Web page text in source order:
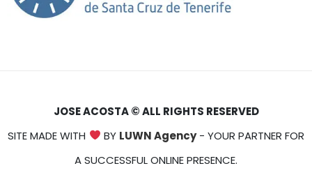
JOSE ACOSTA © ALL RIGHTS RESERVED
SITE MADE WITH
BY LUWN Agency- YOUR PARTNER FOR
A SUCCESSFUL ONLINE PRESENCE.